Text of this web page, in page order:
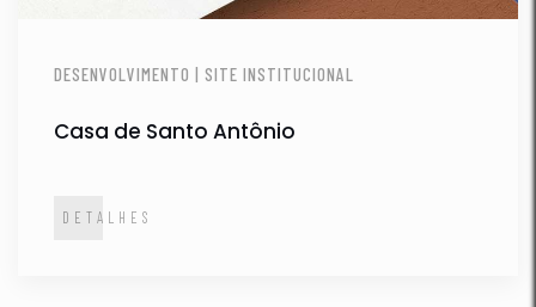
DESENVOLVIMENTO | SITE INSTITUCIONAL
Casa de Santo Antônio
DETALHES